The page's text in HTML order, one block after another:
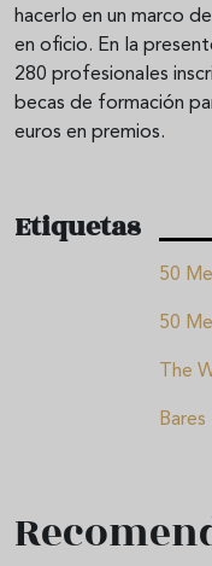
hacerlo en un marco
en oficio. En la
280 profesionales
becas de formación
euros en premios.
Etiquetas
50
50
The
Bares